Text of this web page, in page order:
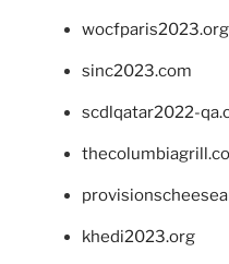
wocfparis2023.org
sinc2023.com
scdlqatar2022-
khedi2023.org